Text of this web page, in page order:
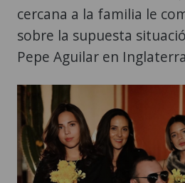
cercana a la familia le
sobre la supuesta
Pepe Aguilar en